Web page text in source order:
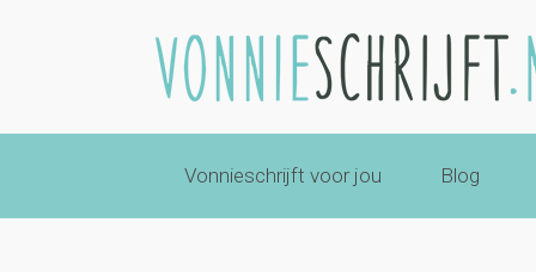
Vonnieschrijft voor jou Blog